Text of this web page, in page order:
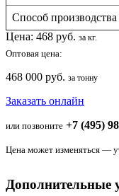
Способ производства
Цена: 468 руб. за кг.
Оптовая цена:
468 000 руб. за тонну
Заказать онлайн
или позвоните +7 (495)
Цена может изменяться —
Дополнительные